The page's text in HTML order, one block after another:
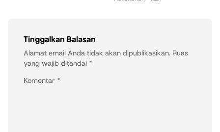
Tinggalkan Balasan
Alamat email Anda tidak akan dipublikasikan. Ruas
yang wajib ditandai *
Komentar *